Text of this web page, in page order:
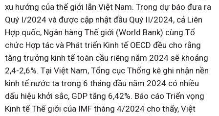
xu hướng của thế giới lẫn Việt Nam. Trong dự báo đưa ra
Quý I/2024 và được cập nhật đầu Quý II/2024, cả Liên
Hợp quốc, Ngân hàng Thế giới (World Bank) cùng Tổ
chức Hợp tác và Phát triển Kinh tế OECD đều cho rằng
tăng trưởng kinh tế toàn cầu riêng năm 2024 sẽ khoảng
2,4-2,6%. Tại Việt Nam, Tổng cục Thống kê ghi nhận nền
kinh tế nước ta trong 6 tháng đầu năm 2024 có nhiều
dấu hiệu khởi sắc, GDP tăng 6,42%. Báo cáo Triển vọng
Kinh tế Thế giới của IMF tháng 4/2024 cho thấy, Việt